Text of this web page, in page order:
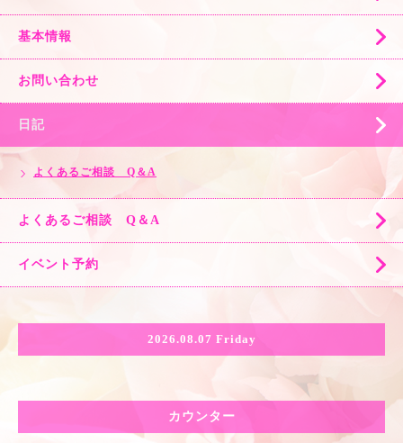
基本情報
お問い合わせ
日記
よくあるご相談 Q＆A
よくあるご相談 Q＆A
イベント予約
2026.08.07 Friday
カウンター